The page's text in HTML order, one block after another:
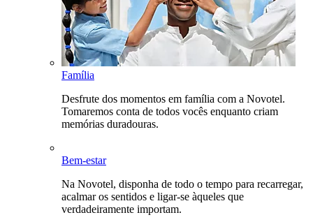
Família
Desfrute dos momentos em família com a Novotel.
Tomaremos conta de todos vocês enquanto criam
memórias duradouras.
Bem-estar
Na Novotel, disponha de todo o tempo para recarregar,
acalmar os sentidos e ligar-se àqueles que
verdadeiramente importam.